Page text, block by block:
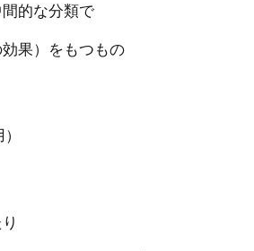
的な分類で
果）をもつもの